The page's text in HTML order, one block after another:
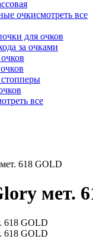
очкисмотреть все
для очков
за очками
все
618 GOLD
мет.